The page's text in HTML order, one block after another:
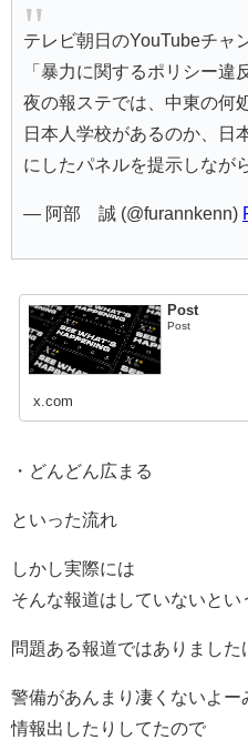
テレビ朝日のYouTubeチ
「暴力に関するポリシー違
夜の報ステでは、中東の何
日本人学校があるのか、日
にしたパネルを提示しなが
— 阿部 誠 (@furannkenn)
Post
Post
x.com
・どんどん広まる
といった流れ
しかし実際には
そんな報道はしていないとい
問題ある報道ではありました
警備があんまり凄くないよー
情報出したりしてたので